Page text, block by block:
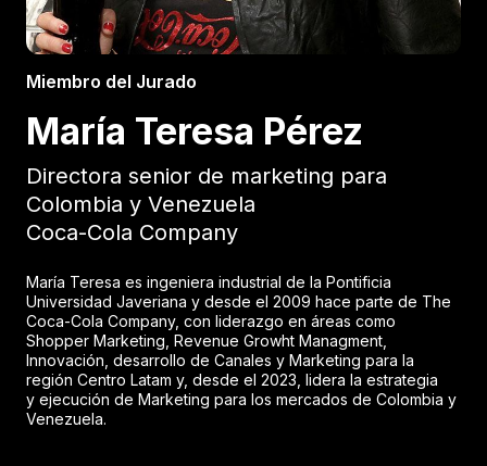
Miembro del Jurado
María Teresa Pérez
Directora senior de marketing para
Colombia y Venezuela
Coca-Cola Company
María Teresa es ingeniera industrial de la Pontificia
Universidad Javeriana y desde el 2009 hace parte de The
Coca-Cola Company, con liderazgo en áreas como
Shopper Marketing, Revenue Growht Managment,
Innovación, desarrollo de Canales y Marketing para la
región Centro Latam y, desde el 2023, lidera la estrategia
y ejecución de Marketing para los mercados de Colombia y
Venezuela.